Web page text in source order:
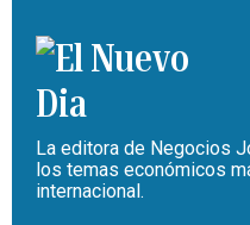
La editora de Negocios
los temas económicos
internacional.